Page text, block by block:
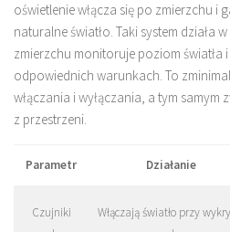
oświetlenie włącza się po zmierzchu i
naturalne światło. Taki system działa
zmierzchu monitoruje poziom
odpowiednich warunkach. To
włączania i wyłączania, a tym
z przestrzeni.
Parametr Działanie
Czujniki
Włączają światło przy